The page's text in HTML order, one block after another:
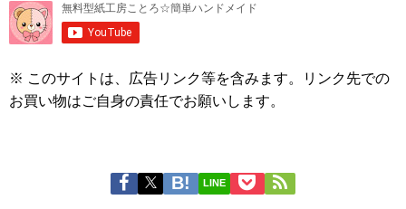
※ このサイトは、広告リンク等を含みます。リンク先での
お買い物はご自身の責任でお願いします。
LINE